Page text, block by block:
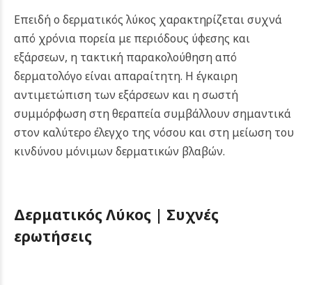
Επειδή ο δερματικός λύκος χαρακτηρίζεται συχνά
από χρόνια πορεία με περιόδους ύφεσης και
εξάρσεων, η τακτική παρακολούθηση από
δερματολόγο είναι απαραίτητη. Η έγκαιρη
αντιμετώπιση των εξάρσεων και η σωστή
συμμόρφωση στη θεραπεία συμβάλλουν σημαντικά
στον καλύτερο έλεγχο της νόσου και στη μείωση του
κινδύνου μόνιμων δερματικών βλαβών.
Δερματικός Λύκος | Συχνές
ερωτήσεις